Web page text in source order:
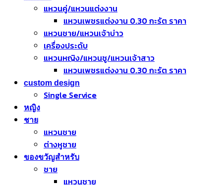
แหวนคู่/แหวนแต่งงาน
แหวนเพชรแต่งงาน 0.30 กะรัต ราคา
แหวนชาย/แหวนเจ้าบ่าว
เครื่องประดับ
แหวนหญิง/แหวนชู/แหวนเจ้าสาว
แหวนเพชรแต่งงาน 0.30 กะรัต ราคา
custom design
Single Service
หญิง
ชาย
แหวนชาย
ต่างหูชาย
ของขวัญสำหรับ
ชาย
แหวนชาย